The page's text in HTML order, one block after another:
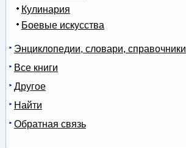
Кулинария
Боевые искусства
Энциклопедии, словари, справочники
Все книги
Другое
Найти
Обратная связь